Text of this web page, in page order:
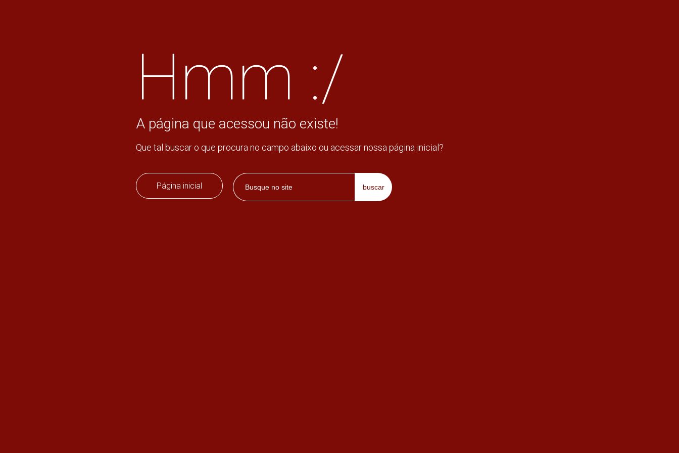
Hmm :/
A página que acessou não existe!
Que tal buscar o que procura no campo abaixo ou acessar nossa página inicial?
Página inicial